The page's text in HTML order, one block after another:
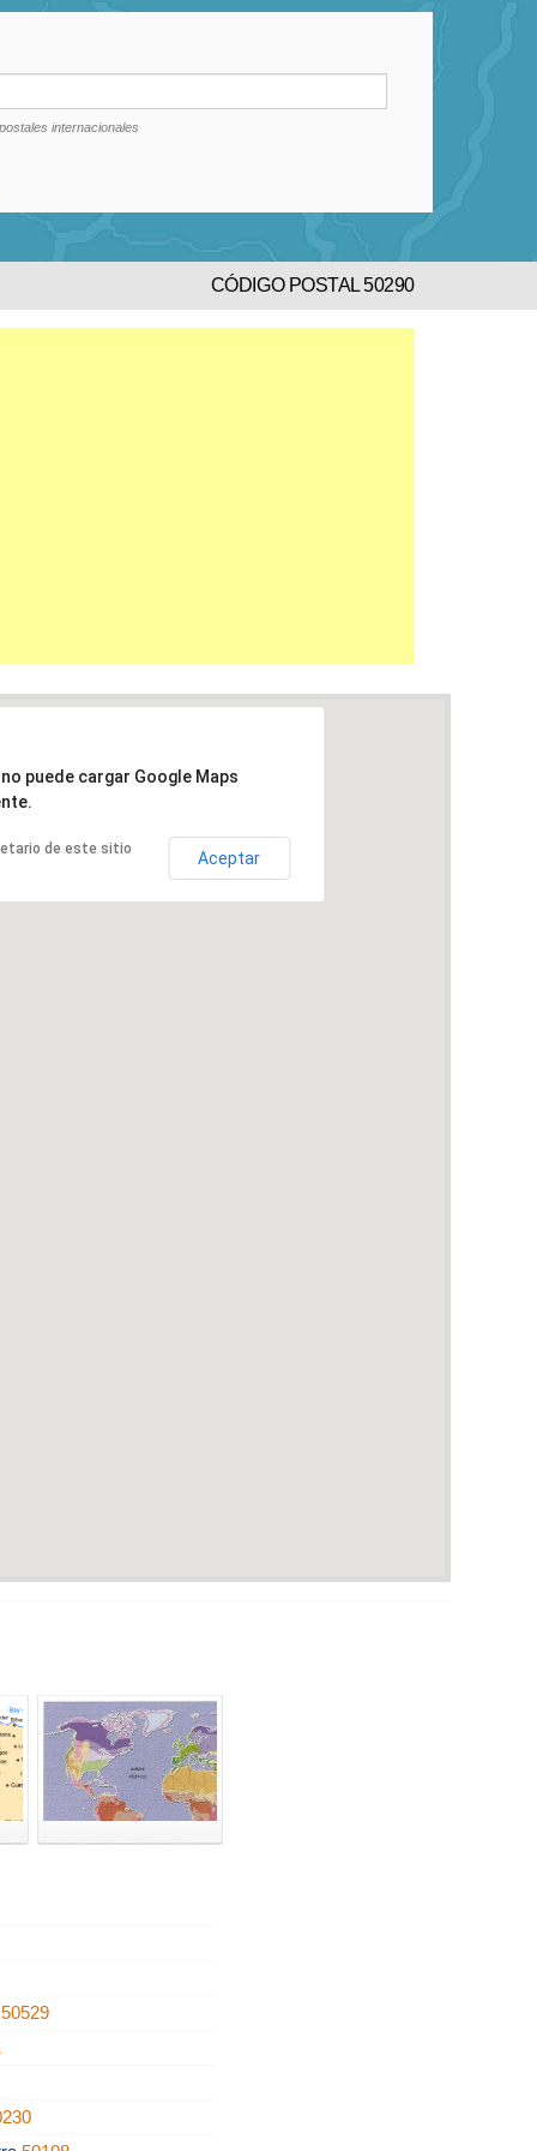
internacionales
CÓDIGO POSTAL 50290
puede cargar Google Maps
de este sitio
Aceptar
50529